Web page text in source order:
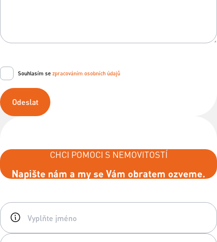
Souhlasím se zpracováním osobních údajů
Odeslat
CHCI POMOCI S NEMOVITOSTÍ
Napište nám a my se Vám obratem ozveme.